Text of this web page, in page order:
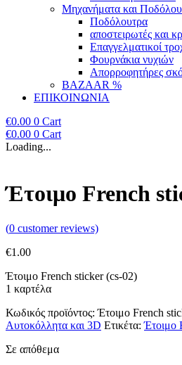
Μηχανήματα και
Ποδόλουτρα
αποστειρωτές και
Επαγγελματικοί
Φουρνάκια νυχιών
Απορροφητήρες
BAZAAR %
ΕΠΙΚΟΙΝΩΝΙΑ
€0.00 0 Cart
€0.00 0 Cart
Loading...
Έτοιμο French
(0 customer reviews)
€1.00
Έτοιμο French sticker (cs-02)
1 καρτέλα
Κωδικός προϊόντος:Έτοιμο French
Αυτοκόλλητα και 3D Ετικέτα:Έτοιμο
Σε απόθεμα